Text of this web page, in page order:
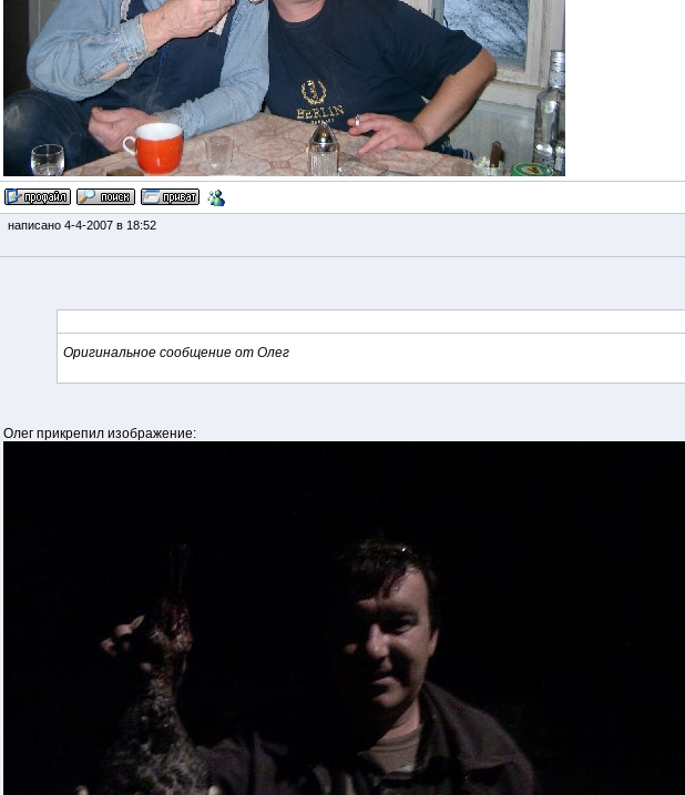
написано 4-4-2007 в 18:52
Оригинальное сообщение от Олег
Олег прикрепил изображение: